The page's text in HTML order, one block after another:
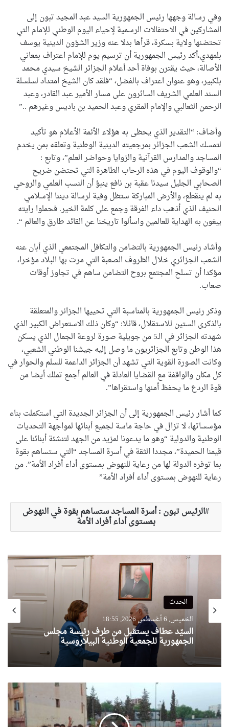
وفي رسالة وجهها رئيس الجمهورية السيد عبد المجيد تبون إلى
المشاركين في الاحتفالات الرسمية لإحياء اليوم الوطني للإمام التي
تحتضنها ولاية بسكرة، قرأها بدلا عنه وزير الشؤون الدينية يوسف
بلمهدي،أكد رئيس الجمهورية أن ترسيم يوم للإمام اعتراف بمعاني
الأصالة، حيث يقترن بوفاة أحد أعلام الجزائر الشيخ سيدي محمد
بلكبير، وهو عنوان اعتراف بالفضل، “فلقد كان الشيخ امتداد لسلسلة
السند العلمي الشريف السائرون على مسار الأمير عبد القادر، وعبد
الرحمن الثعالبي والإمام المقري وعبد الحميد بن باديس وغيرهم ..”
وأضاف: “التقدير الذي يحظى به هؤلاء الأئمة الأعلام هو تأكيد
لتمسك الشعب الجزائر بمرجعيته الدينية الوطنية وتعلقه بمن يخدم
المساجد والمدارس القرآنية والزوايا وحواضر العلم”، وتابع :
“والوقوف اليوم في هذه الرحاب الطاهرة التي تحتضن ضريح
الصحابي الجليل سيدنا عقبة بن نافع ينبؤ أن النسب العلمي والروحي
به لم ينقطع، والأرض المباركة ستظل وفية لرسالة ديننا الإسلامي
الحنيف الذي أذهب داء الفرقة وجمع على كلمة الخير. فحملوا رايته
يبغون به الهداية للعالمين واسألوا تاريخنا عن القائد طارق والعالم “.
وأشاد رئيس الجمهورية بالتضامن والتكافل المجتمعي الذي أبان عنه
الشعب الجزائري خلال الظروف الصعبة التي مرت بها البلاد مؤخرا،
مؤكدا أن تسلح المجتمع بروح التضامن ساهم في تجاوز أوقات
صعاب.
وذكر رئيس الجمهورية بالمناسبة التي تحييها الجزائر والمتعلقة
بالذكرى الستين للاستقلال، قائلا: “وكان ذلك الاستعراض الكبير الذي
شهدته الجزائر في الـ5 من جويلية صورة لروعة الجمال الذي يسكن
هذا الوطن وتابع الجزائريون ما وصل إليه جيشنا الوطني الشعبي،
وكانت الصورة القوية التي تشهد أن الجزائر الداعمة للسلم والحوار في
كل مكان والواقفة مع القضايا العادلة في العالم أجمع تملك أيضا من
قوة الردع ما يحفظ أمنها واستقراها”.
كما أشار رئيس الجمهورية إلى أن الجزائر الجديدة التي استكملت بناء
مؤسساتها، لا تزال في حاجة ماسة لجميع أبنائها لمواجهة التحديات
الوطنية والدولية “وهو ما يدعونا لمزيد من الجهد لتنشئة أبنائنا على
قيمنا الحميدة”، مجددا الثقة في أسرة المساجد “التي ستساهم بقوة
بما توفره الدولة لها من رعاية للنهوض بمستوى أداء أفراد الأمة”. من
رعاية للنهوض بمستوى أداء أفراد الأمة”
الرئيس تبون : أسرة المساجد ستساهم بقوة في النهوض
بمستوى أداء أفراد الأمة
الحدث
الخميس, 6 أغسطس 2026, 18:55
الجمهورية للجمعية الوطنية البيلاروسية
الحدث
الخميس, 6 أغسطس 2026, 18:17
السيّد عطاف يجري لقاء على إنفراد مع نظيره
البيلاروسي
ب
ا